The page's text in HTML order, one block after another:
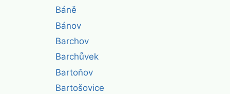
Báně
Bánov
Barchov
Barchůvek
Bartoňov
Bartošovice